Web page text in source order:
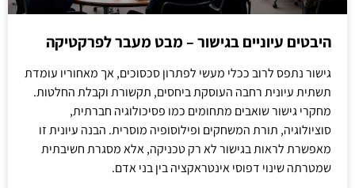
היבטים עיוניים בגישור – מבט מעבר לפרקטיקה
גישור נתפס לרוב ככלי מעשי לפתרון סכסוכים, אך מאחוריו עומדת
תשתית עיונית רחבה העוסקת ביחסים, תקשורת וקבלת החלטות.
מחקרי גישור שואבים מתחומים כמו פסיכולוגיה חברתית,
סוציולוגיה, תורת המשחקים ופילוסופיה מוסרית. הבנה עיונית זו
מאפשרת לראות בגישור לא רק טכניקה, אלא מסגרת חשיבתית
שמטרתה שינוי דפוסי אינטראקציה בין בני אדם.